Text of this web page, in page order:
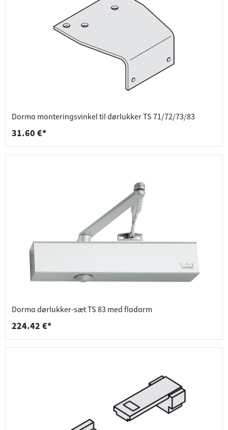
Dorma monteringsvinkel til dørlukker TS 71/72/73/83
31.60 €*
Dorma dørlukker-sæt TS 83 med fladarm
224.42 €*